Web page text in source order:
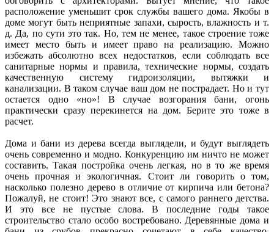
расположение уменьшит срок службы вашего дома. Якобы в
доме могут быть неприятные запахи, сырость, влажность и т.
д. Да, по сути это так. Но, тем не менее, такое строение тоже
имеет место быть и имеет право на реализацию. Можно
избежать абсолютно всех недостатков, если соблюдать все
санитарные нормы и правила, технические нормы, создать
качественную систему гидроизоляции, вытяжки и
канализации. В таком случае ваш дом не пострадает. Но и тут
остается одно «но»! В случае возгорания бани, огонь
практически сразу перекинется на дом. Берите это тоже в
расчет.
Дома и бани из дерева всегда выглядели, и будут выглядеть
очень современно и модно. Конкуренцию им ничто не может
составить. Такая постройка очень легкая, но в то же время
очень прочная и экологичная. Стоит ли говорить о том,
насколько полезно дерево в отличие от кирпича или бетона?
Пожалуй, не стоит! Это знают все, с самого раннего детства.
И это все не пустые слова. В последние годы такое
строительство стало особо востребовано. Деревянные дома и